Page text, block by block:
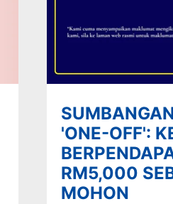
'ONE-OFF':
RM5,000
MOHON